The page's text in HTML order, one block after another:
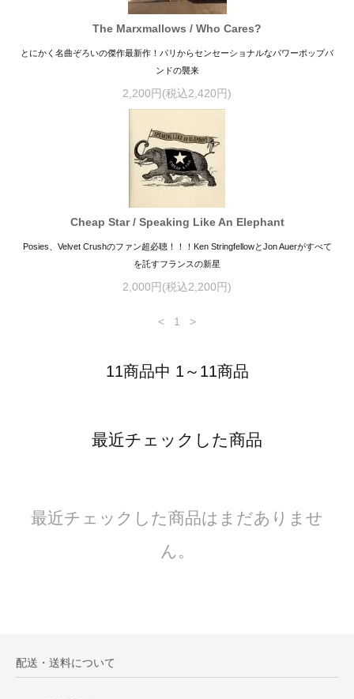
The Marxmallows / Who Cares?
とにかく名曲ぞろいの傑作最新作！パリからセンセーショナルなパワーポップバ
ンドの襲来
2,200円(税込2,420円)
Cheap Star / Speaking Like An Elephant
Posies、Velvet Crushのファン超必聴！！！Ken StringfellowとJon Auerがすべて
を託すフランスの新星
2,000円(税込2,200円)
< 1 >
11商品中 1～11商品
最近チェックした商品
最近チェックした商品はまだありませ
ん。
配送・送料について